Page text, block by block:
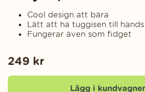
Cool design att bära
Lätt att ha tuggisen till
Fungerar även som fidget
249 kr
Lägg i